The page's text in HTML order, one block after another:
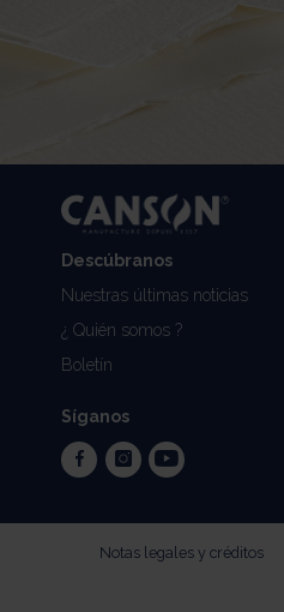
Descúbranos
Nuestras últimas noticias
¿ Quién somos ?
Boletín
Síganos
facebookinstagram
youtube
Notas legales y créditos